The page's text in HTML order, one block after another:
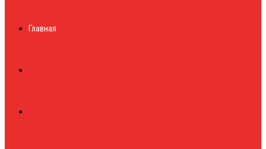
журналГлавная